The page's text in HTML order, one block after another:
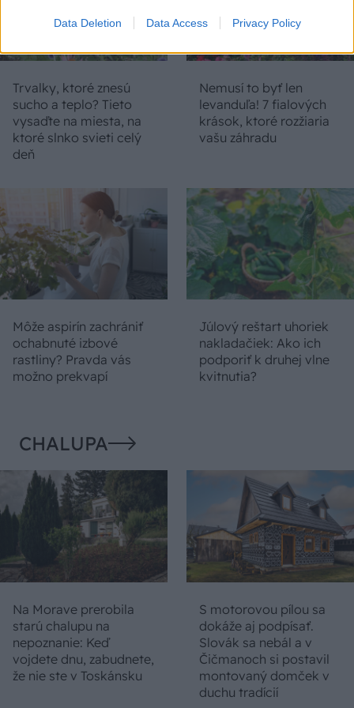
Data Deletion Data Access Privacy Policy
Trvalky, ktoré znesú
sucho a teplo? Tieto
vysaďte na miesta, na
ktoré slnko svieti celý
deň
Nemusí to byť len
levanduľa! 7 fialových
krások, ktoré rozžiaria
vašu záhradu
Môže aspirín zachrániť
ochabnuté izbové
rastliny? Pravda vás
možno prekvapí
Júlový reštart uhoriek
nakladačiek: Ako ich
podporiť k druhej vlne
kvitnutia?
CHALUPA
Na Morave prerobila
starú chalupu na
nepoznanie: Keď
vojdete dnu, zabudnete,
že nie ste v Toskánsku
S motorovou pílou sa
dokáže aj podpísať.
Slovák sa nebál a v
Čičmanoch si postavil
montovaný domček v
duchu tradícií